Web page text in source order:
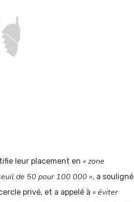
leur placement en « zone
de 50 pour 100 000 », a souligné
privé, et a appelé à « éviter